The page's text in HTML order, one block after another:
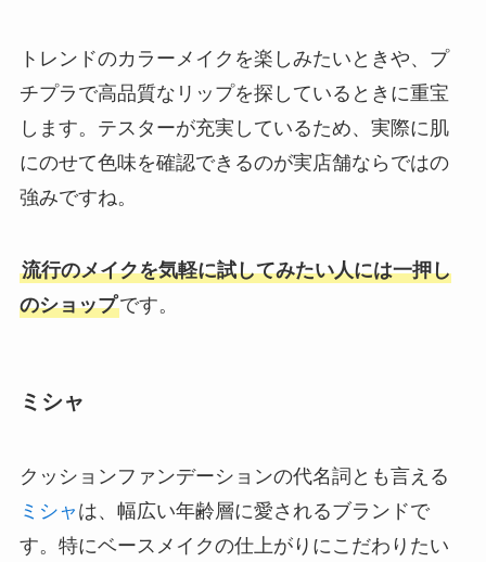
トレンドのカラーメイクを楽しみたいときや、プ
チプラで高品質なリップを探しているときに重宝
します。テスターが充実しているため、実際に肌
にのせて色味を確認できるのが実店舗ならではの
強みですね。
流行のメイクを気軽に試してみたい人には一押し
のショップです。
ミシャ
クッションファンデーションの代名詞とも言える
ミシャ は、幅広い年齢層に愛されるブランドで
す。特にベースメイクの仕上がりにこだわりたい